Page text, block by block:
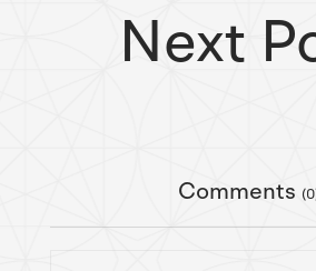
Next
Comments